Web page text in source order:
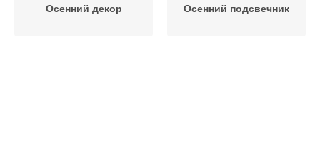
Осенний декор Осенний подсвечник